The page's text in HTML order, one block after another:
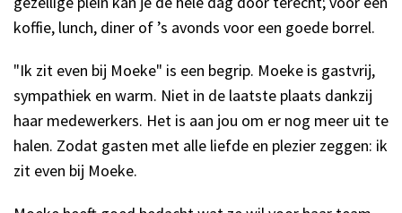
koffie, lunch, diner of ’s avonds voor een goede borrel.
"Ik zit even bij Moeke" is een begrip. Moeke is gastvrij,
sympathiek en warm. Niet in de laatste plaats dankzij
haar medewerkers. Het is aan jou om er nog meer uit te
halen. Zodat gasten met alle liefde en plezier zeggen: ik
zit even bij Moeke.